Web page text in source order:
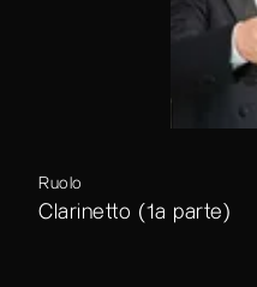
Ruolo
Clarinetto (1a parte)